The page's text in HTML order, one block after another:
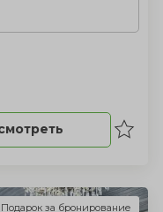
Подарок за бронирование